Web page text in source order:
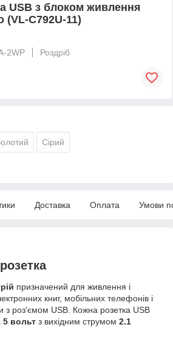
USB з блоком живлення
(VL-C792U-11)
2WP
Роздріб
Сірий
Доставка Оплата Умови
призначений для живлення і
книг, мобільних телефонів і
з роз'ємом USB. Кожна розетка USB
5 вольт з вихідним струмом 2.1